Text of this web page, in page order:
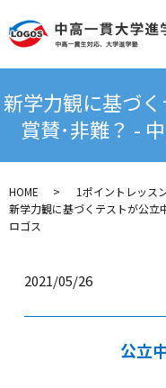
新学力観に基づ
賞賛･非難？ -
HOME
1ポイントレッス
新学力観に基づくテストが公立
ロゴス
2021/05/26
公立